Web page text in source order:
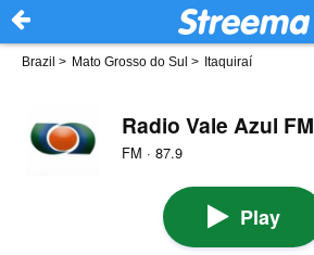
Brazil > Mato Grosso do Sul > Itaquiraí
Radio Vale Azul FM
FM · 87.9
Play